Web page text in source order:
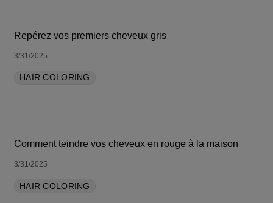
Repérez vos premiers cheveux gris
3/31/2025
HAIR COLORING
Comment teindre vos cheveux en rouge à la maison
3/31/2025
HAIR COLORING